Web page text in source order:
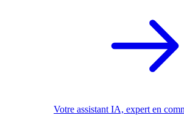
Votre assistant IA, expert en